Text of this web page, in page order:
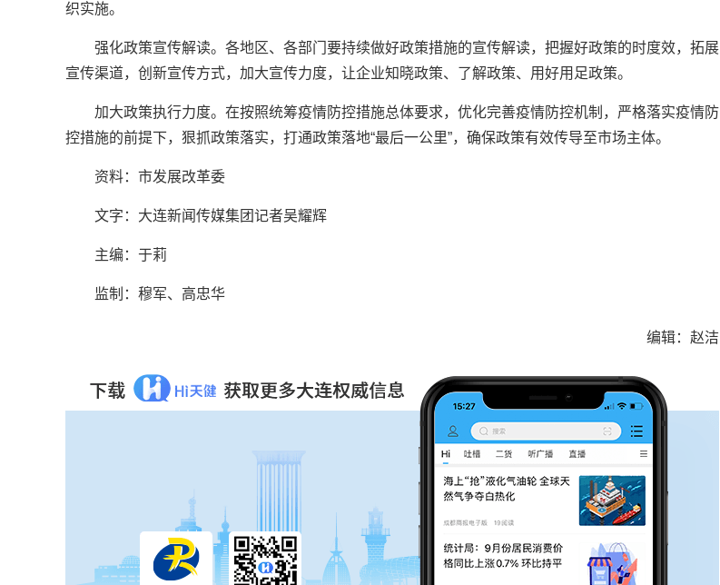
织实施。
强化政策宣传解读。各地区、各部门要持续做好政策措施的宣传解读，把握好政策的时度效，拓展
宣传渠道，创新宣传方式，加大宣传力度，让企业知晓政策、了解政策、用好用足政策。
加大政策执行力度。在按照统筹疫情防控措施总体要求，优化完善疫情防控机制，严格落实疫情防
控措施的前提下，狠抓政策落实，打通政策落地“最后一公里”，确保政策有效传导至市场主体。
资料：市发展改革委
文字：大连新闻传媒集团记者吴耀辉
主编：于莉
监制：穆军、高忠华
编辑：赵洁